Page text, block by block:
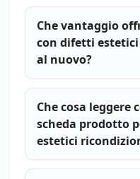
Che vantaggio
con difetti
al nuovo?
Che cosa leggere
scheda prodotto
estetici